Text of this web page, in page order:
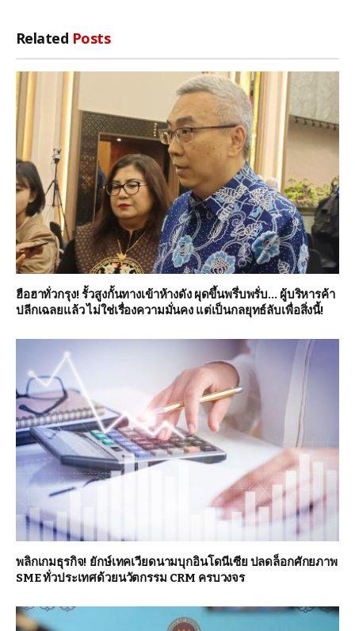
Related Posts
ฮือฮาทั่วกรุง! รั้วสูงกั้นทางเข้าห้างดัง ผุดขึ้นพรึ่บพรั่บ… ผู้บริหารค้า
ปลีกเฉลยแล้ว ไม่ใช่เรื่องความมั่นคง แต่เป็นกลยุทธ์ลับเพื่อสิ่งนี้!
พลิกเกมธุรกิจ! ยักษ์เทคเวียดนามบุกอินโดนีเซีย ปลดล็อกศักยภาพ
SME ทั่วประเทศด้วยนวัตกรรม CRM ครบวงจร